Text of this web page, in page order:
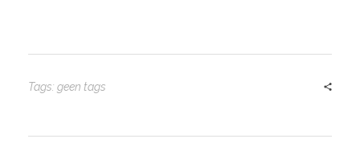
Tags: geen tags